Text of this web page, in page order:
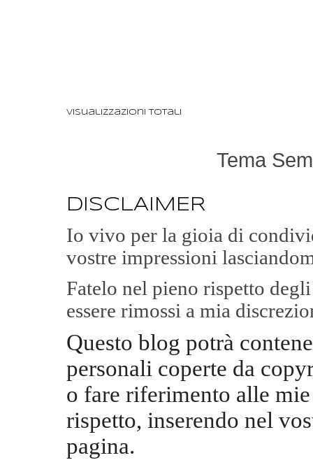
Visualizzazioni totali
Tema
DISCLAIMER
Io vivo per la gioia di
vostre impressioni
Fatelo nel pieno rispetto
essere rimossi a mia
Questo blog potrà
personali coperte da
o fare riferimento alle
rispetto, inserendo nel
pagina.